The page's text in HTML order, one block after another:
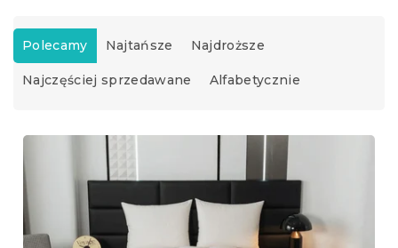
S
o
r
n
p
Polecamy Najtańsze Najdroższe
Najczęściej sprzedawane Alfabetycznie
L
p